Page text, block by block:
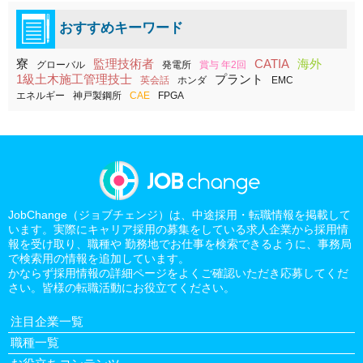
おすすめキーワード
寮 グローバル 監理技術者 発電所 賞与 年2回 CATIA 海外
1級土木施工管理技士
英会話 ホンダ プラント
EMC
エネルギー
神戸製鋼所 CAE FPGA
JobChange（ジョブチェンジ）は、中途採用・転職情報を掲載して
います。実際にキャリア採用の募集をしている求人企業から採用情
報を受け取り、職種や 勤務地でお仕事を検索できるように、事務局
で検索用の情報を追加しています。
かならず採用情報の詳細ページをよくご確認いただき応募してくだ
さい。皆様の転職活動にお役立てください。
注目企業一覧
職種一覧